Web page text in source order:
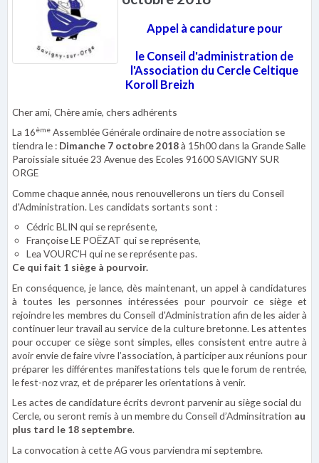
Appel à candidature pour
le Conseil d'administration de
l'Association du Cercle Celtique
Koroll Breizh
Cher ami, Chère amie, chers adhérents
La 16ème Assemblée Générale ordinaire de notre association se
tiendra le : Dimanche 7 octobre 2018à 15h00 dans la Grande Salle
Paroissiale située 23 Avenue des Ecoles 91600 SAVIGNY SUR
ORGE
Comme chaque année, nous renouvellerons un tiers du Conseil
d'Administration. Les candidats sortants sont :
Cédric BLIN qui se représente,
Françoise LE POËZAT qui se représente,
Lea VOURC’H qui ne se représente pas.
Ce qui fait 1 siège à pourvoir.
En conséquence, je lance, dès maintenant, un appel à candidatures
à toutes les personnes intéressées pour pourvoir ce siège et
rejoindre les membres du Conseil d'Administration afin de les aider à
continuer leur travail au service de la culture bretonne. Les attentes
pour occuper ce siège sont simples, elles consistent entre autre à
avoir envie de faire vivre l’association, à participer aux réunions pour
préparer les différentes manifestations tels que le forum de rentrée,
le fest-noz vraz, et de préparer les orientations à venir.
Les actes de candidature écrits devront parvenir au siège social du
Cercle, ou seront remis à un membre du Conseil d’Adminsitration au
plus tard le 18 septembre.
La convocation à cette AG vous parviendra mi septembre.